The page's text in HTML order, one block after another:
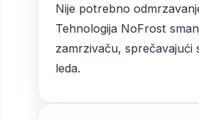
Nije potrebno
Tehnologija NoFrost
zamrzivaču, sprečavajući
leda.